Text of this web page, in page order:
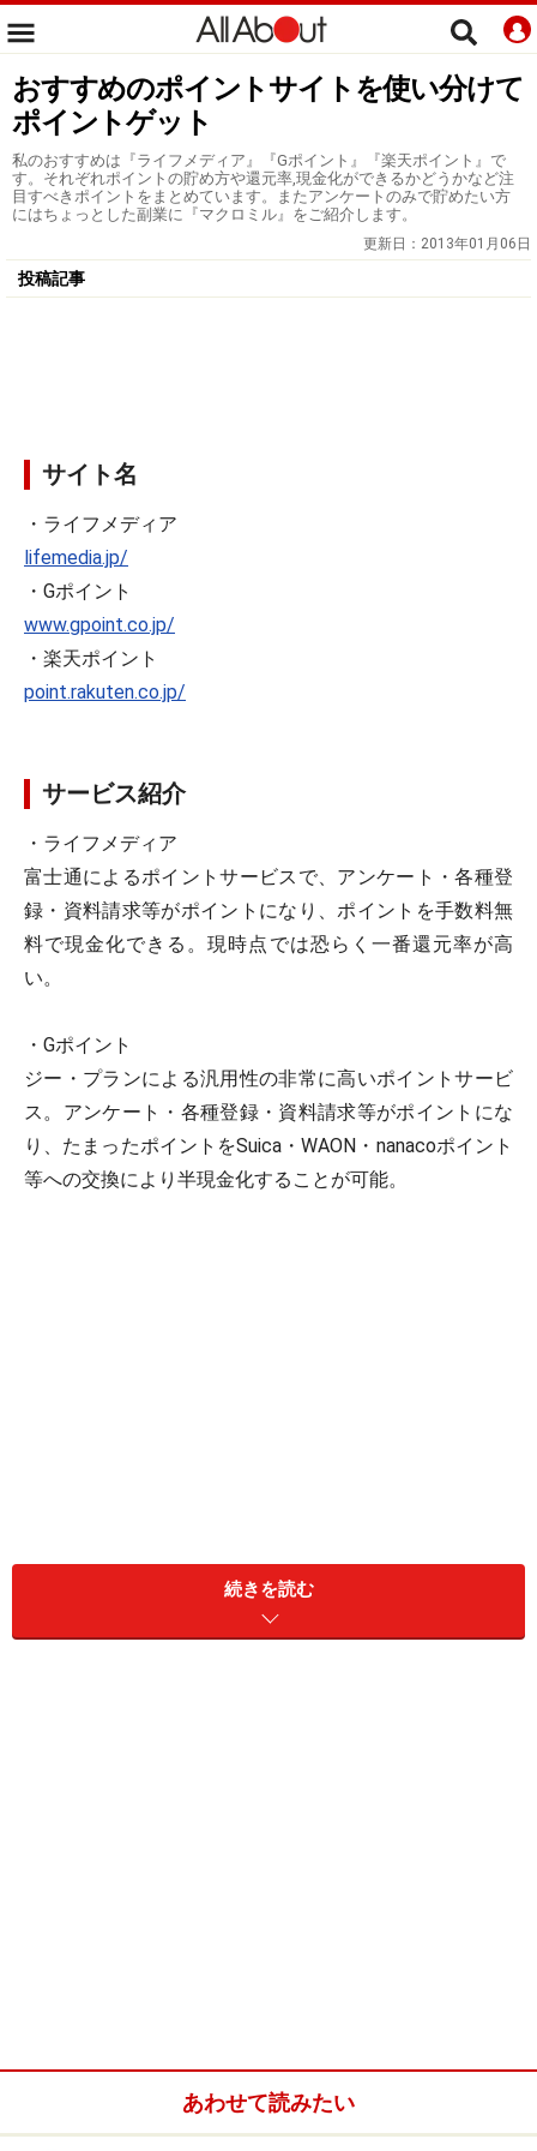
おすすめのポイントサイトを使い分けて
ポイントゲット
私のおすすめは『ライフメディア』『Gポイント』『楽天ポイント』で
す。それぞれポイントの貯め方や還元率,現金化ができるかどうかなど注
目すべきポイントをまとめています。またアンケートのみで貯めたい方
にはちょっとした副業に『マクロミル』をご紹介します。
更新日： 2013年01月06日
投稿記事
サイト名
・ライフメディア
lifemedia.jp/
・Gポイント
www.gpoint.co.jp/
・楽天ポイント
point.rakuten.co.jp/
サービス紹介
・ライフメディア
富士通によるポイントサービスで、アンケート・各種登
録・資料請求等がポイントになり、ポイントを手数料無
料で現金化できる。現時点では恐らく一番還元率が高
い。
・Gポイント
ジー・プランによる汎用性の非常に高いポイントサービ
ス。アンケート・各種登録・資料請求等がポイントにな
り、たまったポイントをSuica・WAON・nanacoポイント
等への交換により半現金化することが可能。
します…
続きを読む
あわせて読みたい